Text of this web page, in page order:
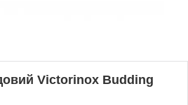
Victorinox Budding